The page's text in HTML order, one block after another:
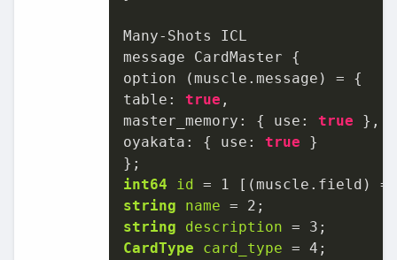
Many-Shots ICL
message CardMaster {
option (muscle.message) = {
table: true ,
master_memory: { use: true },
oyakata: { use: true }
int64
id = 1 [(muscle.field) =
string
name = 2
string
description = 3
CardType
card_type = 4